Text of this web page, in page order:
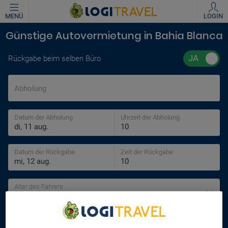
MENÜ LOGIN
Günstige Autovermietung in Bahia Blanca
Rückgabe beim selben Büro
Abholung
Datum der Abholung Uhrzeit der Abholung
Datum der Rückgabe Zeit der Rückgabe
Alter des Fahrers